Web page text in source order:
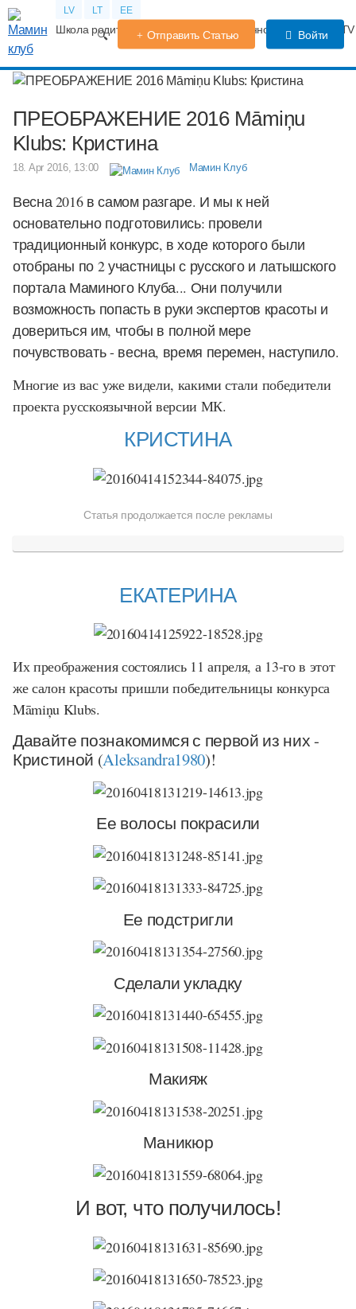
LV LT EE
Школа родителей Календарь беременности Форум
Отправить Статью Войти
ПРЕОБРАЖЕНИЕ 2016 Māmiņu
Klubs: Кристина
18. Apr 2016, 13:00 Мамин Клуб
Весна 2016 в самом разгаре. И мы к ней
основательно подготовились: провели
традиционный конкурс, в ходе которого были
отобраны по 2 участницы с русского и латышского
портала Маминого Клуба... Они получили
возможность попасть в руки экспертов красоты и
довериться им, чтобы в полной мере
почувствовать - весна, время перемен, наступило.
Многие из вас уже видели, какими стали победители
проекта русскоязычной версии МК.
КРИСТИНА
Статья продолжается после рекламы
ЕКАТЕРИНА
Их преображения состоялись 11 апреля, а 13-го в этот
же салон красоты пришли победительницы конкурса
Māmiņu Klubs.
Давайте познакомимся с первой из них -
Кристиной (Aleksandra1980)!
Ее волосы покрасили
Ее подстригли
Сделали укладку
Макияж
Маникюр
И вот, что получилось!